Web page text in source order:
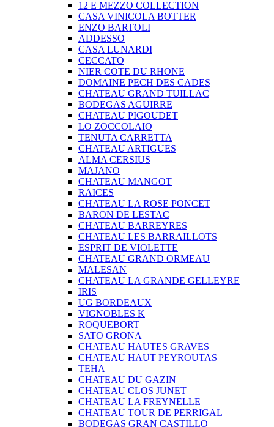
12 E MEZZO COLLECTION
CASA VINICOLA BOTTER
ENZO BARTOLI
ADDESSO
CASA LUNARDI
CECCATO
NIER COTE DU RHONE
DOMAINE PECH DES CADES
CHATEAU GRAND TUILLAC
BODEGAS AGUIRRE
CHATEAU PIGOUDET
LO ZOCCOLAIO
TENUTA CARRETTA
CHATEAU ARTIGUES
ALMA CERSIUS
MAJANO
CHATEAU MANGOT
RAICES
CHATEAU LA ROSE PONCET
BARON DE LESTAC
CHATEAU BARREYRES
CHATEAU LES BARRAILLOTS
ESPRIT DE VIOLETTE
CHATEAU GRAND ORMEAU
MALESAN
CHATEAU LA GRANDE GELLEYRE
IRIS
UG BORDEAUX
VIGNOBLES K
ROQUEBORT
SATO GRONA
CHATEAU HAUTES GRAVES
CHATEAU HAUT PEYROUTAS
TEHA
CHATEAU DU GAZIN
CHATEAU CLOS JUNET
CHATEAU LA FREYNELLE
CHATEAU TOUR DE PERRIGAL
BODEGAS GRAN CASTILLO